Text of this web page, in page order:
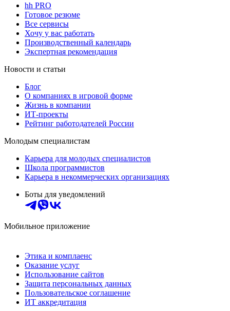
hh PRO
Готовое резюме
Все сервисы
Хочу у вас работать
Производственный календарь
Экспертная рекомендация
Новости и статьи
Блог
О компаниях в игровой форме
Жизнь в компании
ИТ-проекты
Рейтинг работодателей России
Молодым специалистам
Карьера для молодых специалистов
Школа программистов
Карьера в некоммерческих организациях
Боты для уведомлений
Мобильное приложение
Этика и комплаенс
Оказание услуг
Использование сайтов
Защита персональных данных
Пользовательское соглашение
ИТ аккредитация